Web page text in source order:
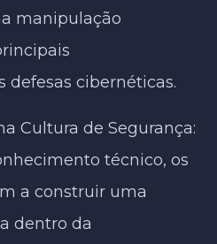
manipulação
defesas cibernéticas.
Cultura de Segurança:
técnico, os
a construir uma
dentro da